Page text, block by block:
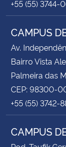
+55 (55) 3744-
CAMPUS
Av.
Bairro Vista
Palmeira das
CEP: 98300-
+55 (55) 3742-
CAMPUS